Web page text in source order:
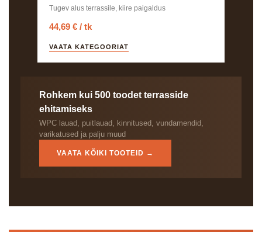
Tugev alus terrassile, kiire paigaldus
44,69 € / tk
VAATA KATEGOORIAT
Rohkem kui 500 toodet terrasside
ehitamiseks
WPC lauad, puitlauad, kinnitused, vundamendid,
varikatused ja palju muud
VAATA KÕIKI TOOTEID →